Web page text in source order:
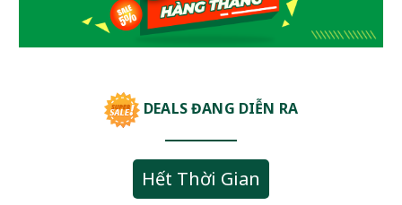
DEALS ĐANG DIỄN RA
Hết Thời Gian